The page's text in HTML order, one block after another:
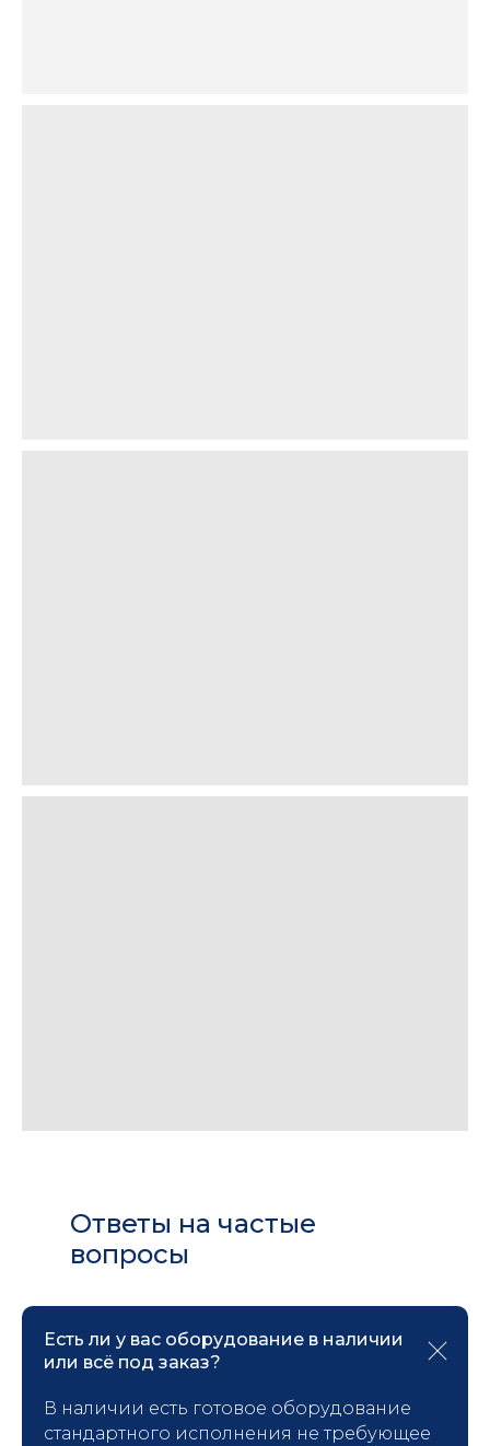
Ответы на частые
вопросы
Есть ли у вас оборудование в наличии
или всё под заказ?
В наличии есть готовое оборудование
стандартного исполнения не требующее